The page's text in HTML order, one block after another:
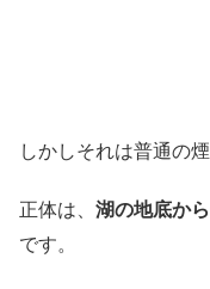
しかしそれは普通の
正体は、 湖の地底か
です。